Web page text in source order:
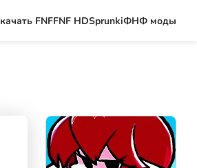
FNFFNF HDSprunkiФНФ моды